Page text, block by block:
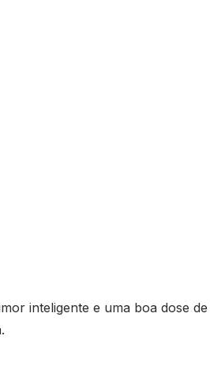
inteligente e uma boa dose de